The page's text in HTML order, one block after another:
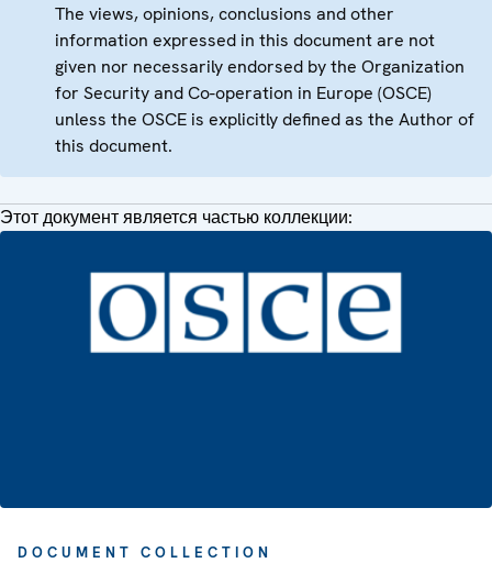
The views, opinions, conclusions and other
information expressed in this document are not
given nor necessarily endorsed by the Organization
for Security and Co-operation in Europe (OSCE)
unless the OSCE is explicitly defined as the Author of
this document.
Этот документ является частью коллекции:
DOCUMENT COLLECTION